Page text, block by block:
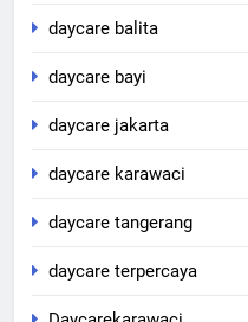
daycare balita
daycare bayi
daycare jakarta
daycare karawaci
daycare tangerang
daycare terpercaya